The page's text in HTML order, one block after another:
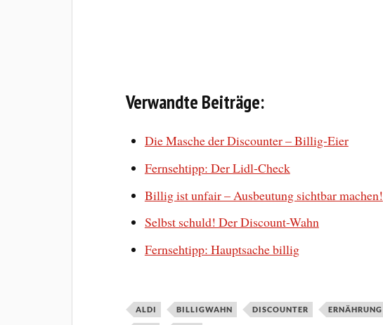
Verwandte Beiträge:
Die Masche der Discounter – Billig-Eier
Fernsehtipp: Der Lidl-Check
Billig ist unfair – Ausbeutung sichtbar machen!
Selbst schuld! Der Discount-Wahn
Fernsehtipp: Hauptsache billig
ALDI BILLIGWAHN DISCOUNTER ERNÄHRUNG